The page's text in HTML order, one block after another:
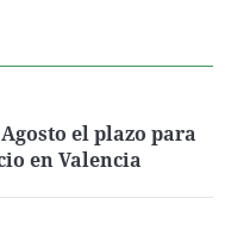
el plazo para
en Valencia